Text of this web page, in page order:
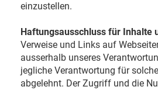
einzustellen.
Haftungsausschluss für Inhalte
Verweise und Links auf
ausserhalb unseres
jegliche Verantwortung für
abgelehnt. Der Zugriff und die